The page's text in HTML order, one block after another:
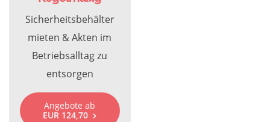
Sicherheitsbehälter
mieten & Akten im
Betriebsalltag zu
entsorgen
Angebote ab
EUR 124,70